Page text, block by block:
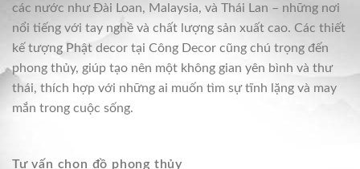
các nước như Đài Loan, Malaysia, và Thái Lan – những nơi
nổi tiếng với tay nghề và chất lượng sản xuất cao. Các thiết
kế tượng Phật decor tại Công Decor cũng chú trọng đến
phong thủy, giúp tạo nên một không gian yên bình và thư
thái, thích hợp với những ai muốn tìm sự tĩnh lặng và may
mắn trong cuộc sống.
Tư vấn chọn đồ phong thủy